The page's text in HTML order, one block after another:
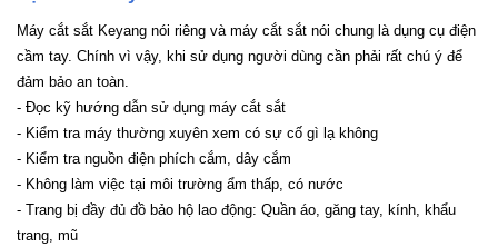
Máy cắt sắt Keyang nói riêng và máy cắt sắt nói chung là dụng cụ điện
cầm tay. Chính vì vậy, khi sử dụng người dùng cần phải rất chú ý để
đảm bảo an toàn.
- Đọc kỹ hướng dẫn sử dụng máy cắt sắt
- Kiểm tra máy thường xuyên xem có sự cố gì lạ không
- Kiểm tra nguồn điện phích cắm, dây cắm
- Không làm việc tại môi trường ẩm thấp, có nước
- Trang bị đầy đủ đồ bảo hộ lao động: Quần áo, găng tay, kính, khẩu
trang, mũ